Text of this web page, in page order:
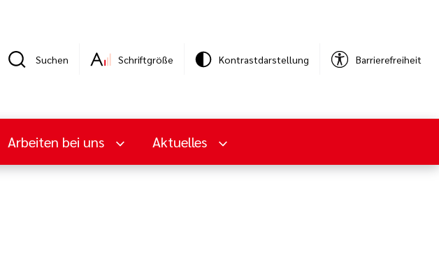
Suchen Schriftgröße Kontrastdarstellung Barrierefreiheit
Arbeiten bei uns Aktuelles